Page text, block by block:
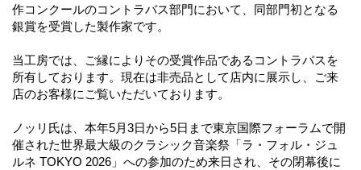
作コンクールのコントラバス部門において、同部門初となる
銀賞を受賞した製作家です。
当工房では、ご縁によりその受賞作品であるコントラバスを
所有しております。現在は非売品として店内に展示し、ご来
店のお客様にご覧いただいております。
ノッリ氏は、本年5月3日から5日まで東京国際フォーラムで開
催された世界最大級のクラシック音楽祭「ラ・フォル・ジュ
ルネ TOKYO 2026」への参加のため来日され、その閉幕後に